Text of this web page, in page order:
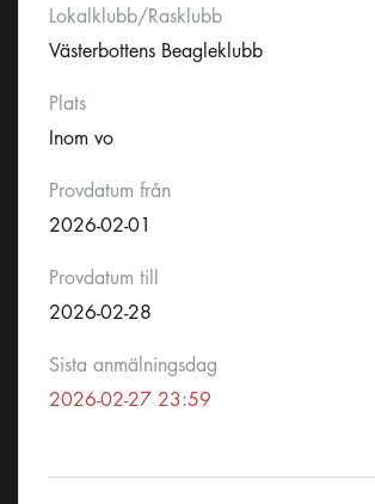
Lokalklubb/Rasklubb
Västerbottens Beagleklubb
Plats
Inom vo
Provdatum från
2026-02-01
Provdatum till
2026-02-28
Sista anmälningsdag
2026-02-27 23:59